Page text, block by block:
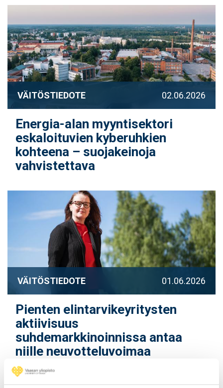
VÄITÖSTIEDOTE 02.06.2026
Energia-alan myyntisektori
eskaloituvien kyberuhkien
kohteena – suojakeinoja
vahvistettava
VÄITÖSTIEDOTE 01.06.2026
Pienten elintarvikeyritysten
aktiivisuus
suhdemarkkinoinnissa antaa
niille neuvotteluvoimaa